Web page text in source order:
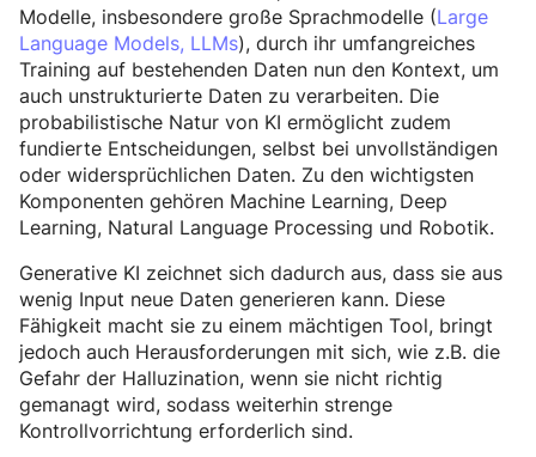
Modelle, insbesondere große Sprachmodelle (Large
Language Models, LLMs), durch ihr umfangreiches
Training auf bestehenden Daten nun den Kontext, um
auch unstrukturierte Daten zu verarbeiten. Die
probabilistische Natur von KI ermöglicht zudem
fundierte Entscheidungen, selbst bei unvollständigen
oder widersprüchlichen Daten. Zu den wichtigsten
Komponenten gehören Machine Learning, Deep
Learning, Natural Language Processing und Robotik.
Generative KI zeichnet sich dadurch aus, dass sie aus
wenig Input neue Daten generieren kann. Diese
Fähigkeit macht sie zu einem mächtigen Tool, bringt
jedoch auch Herausforderungen mit sich, wie z.B. die
Gefahr der Halluzination, wenn sie nicht richtig
gemanagt wird, sodass weiterhin strenge
Kontrollvorrichtung erforderlich sind.